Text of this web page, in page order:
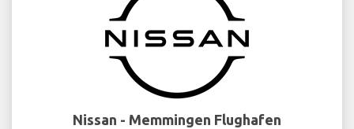
Nissan - Memmingen Flughafen